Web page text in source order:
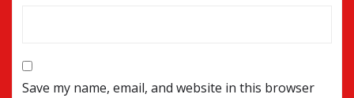
Save my name, email, and website in this browser